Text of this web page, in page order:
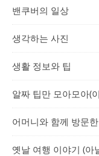
밴쿠버의 일상
생각하는 사진
생활 정보와 팁
알짜 팁만 모아모아(
어머니와 함께 방문
옛날 여행 이야기 (아